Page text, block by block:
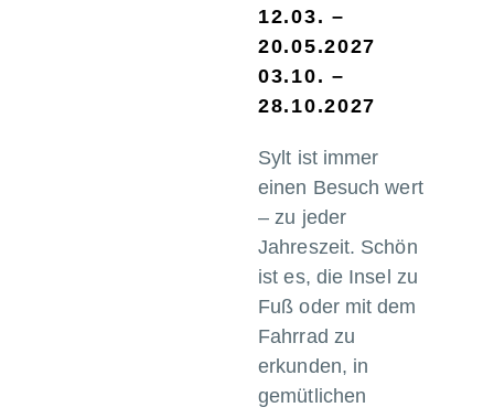
12.03. –
20.05.2027
03.10. –
28.10.2027
Sylt ist immer
einen Besuch wert
– zu jeder
Jahreszeit. Schön
ist es, die Insel zu
Fuß oder mit dem
Fahrrad zu
erkunden, in
gemütlichen